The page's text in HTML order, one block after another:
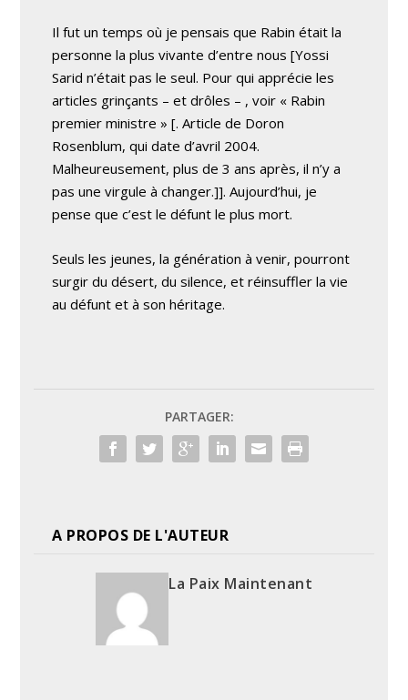
Il fut un temps où je pensais que Rabin était la
personne la plus vivante d’entre nous[Yossi
Sarid n’était pas le seul. Pour qui apprécie les
articles grinçants – et drôles – , voir « Rabin
premier ministre » [. Article de Doron
Rosenblum, qui date d’avril 2004.
Malheureusement, plus de 3 ans après, il n’y a
pas une virgule à changer.]]. Aujourd’hui, je
pense que c’est le défunt le plus mort.
Seuls les jeunes, la génération à venir, pourront
surgir du désert, du silence, et réinsuffler la vie
au défunt et à son héritage.
PARTAGER:
A PROPOS DE L'AUTEUR
La Paix Maintenant